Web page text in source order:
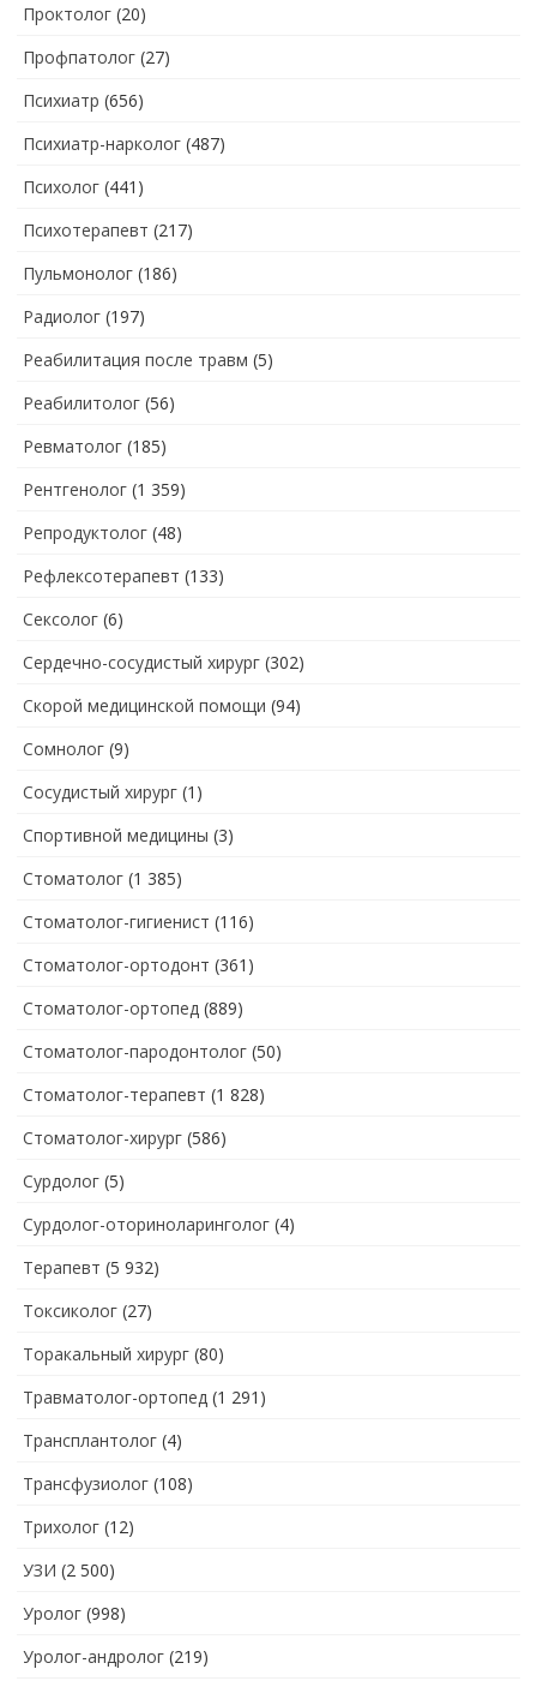
Проктолог (20)
Профпатолог (27)
Психиатр (656)
Психиатр-нарколог (487)
Психолог (441)
Психотерапевт (217)
Пульмонолог (186)
Радиолог (197)
Реабилитация после травм (5)
Реабилитолог (56)
Ревматолог (185)
Рентгенолог (1 359)
Репродуктолог (48)
Рефлексотерапевт (133)
Сексолог (6)
Сердечно-сосудистый хирург (302)
Скорой медицинской помощи (94)
Сомнолог (9)
Сосудистый хирург (1)
Спортивной медицины (3)
Стоматолог (1 385)
Стоматолог-гигиенист (116)
Стоматолог-ортодонт (361)
Стоматолог-ортопед (889)
Стоматолог-пародонтолог (50)
Стоматолог-терапевт (1 828)
Стоматолог-хирург (586)
Сурдолог (5)
Сурдолог-оториноларинголог (4)
Терапевт (5 932)
Токсиколог (27)
Торакальный хирург (80)
Травматолог-ортопед (1 291)
Трансплантолог (4)
Трансфузиолог (108)
Трихолог (12)
УЗИ (2 500)
Уролог (998)
Уролог-андролог (219)